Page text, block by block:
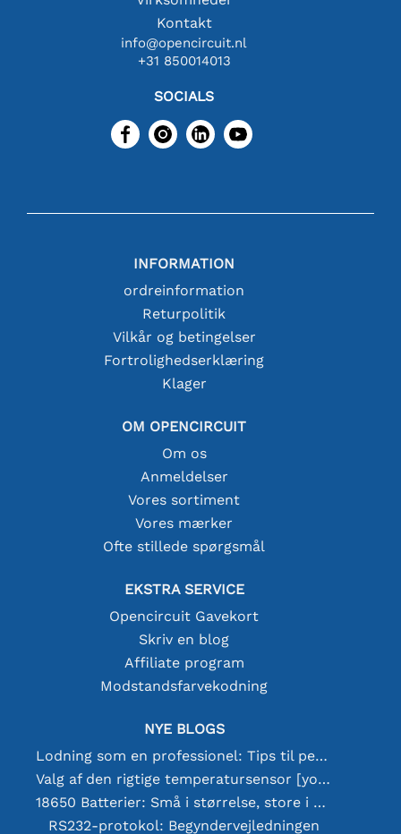
Kontakt
info@opencircuit.nl
+31 850014013
SOCIALS
INFORMATION
ordreinformation
Returpolitik
Vilkår og betingelser
Fortrolighedserklæring
Klager
OM OPENCIRCUIT
Om os
Anmeldelser
Vores sortiment
Vores mærker
Ofte stillede spørgsmål
EKSTRA SERVICE
Opencircuit Gavekort
Skriv en blog
Affiliate program
Modstandsfarvekodning
NYE BLOGS
Lodning som en professionel: Tips til perfekte elektroniske forbindelser
Valg af den rigtige temperatursensor [youtube]
18650 Batterier: Små i størrelse, store i ydeevne
RS232-protokol: Begyndervejledningen